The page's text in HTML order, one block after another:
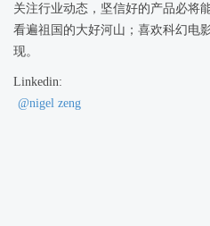
关注行业动态，坚信好的产品必将
看遍祖国的大好河山；喜欢科幻电
现。
Linkedin:
@nigel zeng